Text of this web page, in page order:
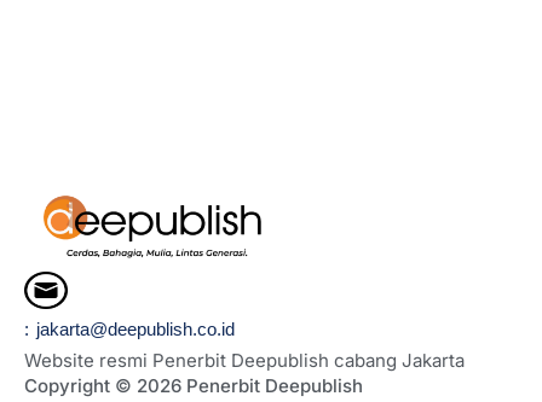
: jakarta@deepublish.co.id
Website resmi Penerbit Deepublish cabang Jakarta
Copyright © 2026 Penerbit Deepublish